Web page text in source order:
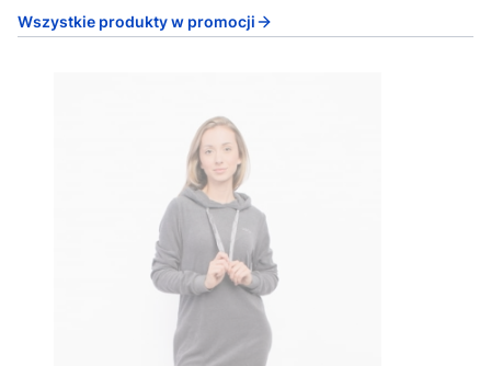
Wszystkie produkty w promocji